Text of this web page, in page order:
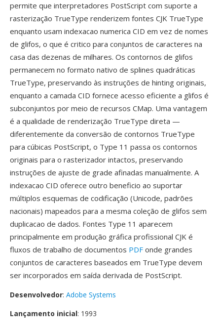
permite que interpretadores PostScript com suporte a
rasterização TrueType renderizem fontes CJK TrueType
enquanto usam indexacao numerica CID em vez de nomes
de glifos, o que é critico para conjuntos de caracteres na
casa das dezenas de milhares. Os contornos de glifos
permanecem no formato nativo de splines quadráticas
TrueType, preservando às instruções de hinting originais,
enquanto a camada CID fornece acesso eficiente a glifos é
subconjuntos por meio de recursos CMap. Uma vantagem
é a qualidade de renderização TrueType direta —
diferentemente da conversão de contornos TrueType
para cúbicas PostScript, o Type 11 passa os contornos
originais para o rasterizador intactos, preservando
instruções de ajuste de grade afinadas manualmente. A
indexacao CID oferece outro beneficio ao suportar
múltiplos esquemas de codificação (Unicode, padrões
nacionais) mapeados para a mesma coleção de glifos sem
duplicacao de dados. Fontes Type 11 aparecem
principalmente em produção gráfica profissional CJK é
fluxos de trabalho de documentos PDF onde grandes
conjuntos de caracteres baseados em TrueType devem
ser incorporados em saída derivada de PostScript.
Desenvolvedor: Adobe Systems
Lançamento inicial: 1993